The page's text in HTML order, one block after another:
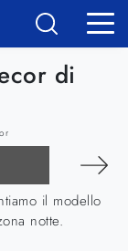
di
il modello
notte.